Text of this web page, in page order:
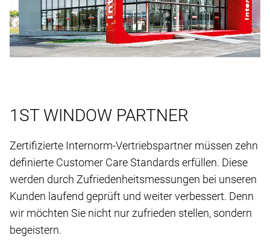
1ST WINDOW PARTNER
Zertifizierte Internorm-Vertriebspartner müssen zehn
definierte Customer Care Standards erfüllen. Diese
werden durch Zufriedenheitsmessungen bei unseren
Kunden laufend geprüft und weiter verbessert. Denn
wir möchten Sie nicht nur zufrieden stellen, sondern
begeistern.